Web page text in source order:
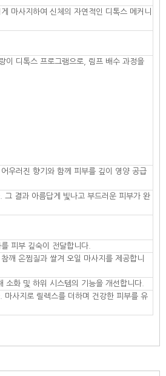
마사지하여 신체의 자연적인 디톡스 메커니
이 디톡스 프로그램으로, 림프 배수 과정을
우러진 향기와 함께 피부를 깊이 영양 공급
그 결과 아름답게 빛나고 부드러운 피부가 완
피부 깊숙이 전달합니다.
깨 온찜질과 쌀겨 오일 마사지를 제공합니
화 및 하위 시스템의 기능을 개선합니다.
사지로 릴렉스를 더하며 건강한 피부를 유